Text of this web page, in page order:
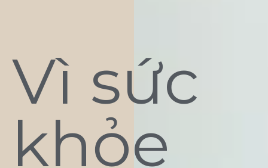
Vì sức
khỏe